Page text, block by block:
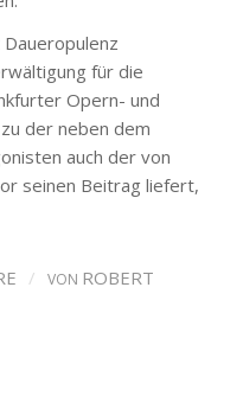
für die
Opern- und
der neben dem
auch der von
seinen Beitrag liefert,
/ VON ROBERT